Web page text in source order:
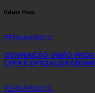
Related Posts
PERNAMBUCO
CONVENÇÃO UNIÃO
LYRA E OFICIALIZA
PERNAMBUCO